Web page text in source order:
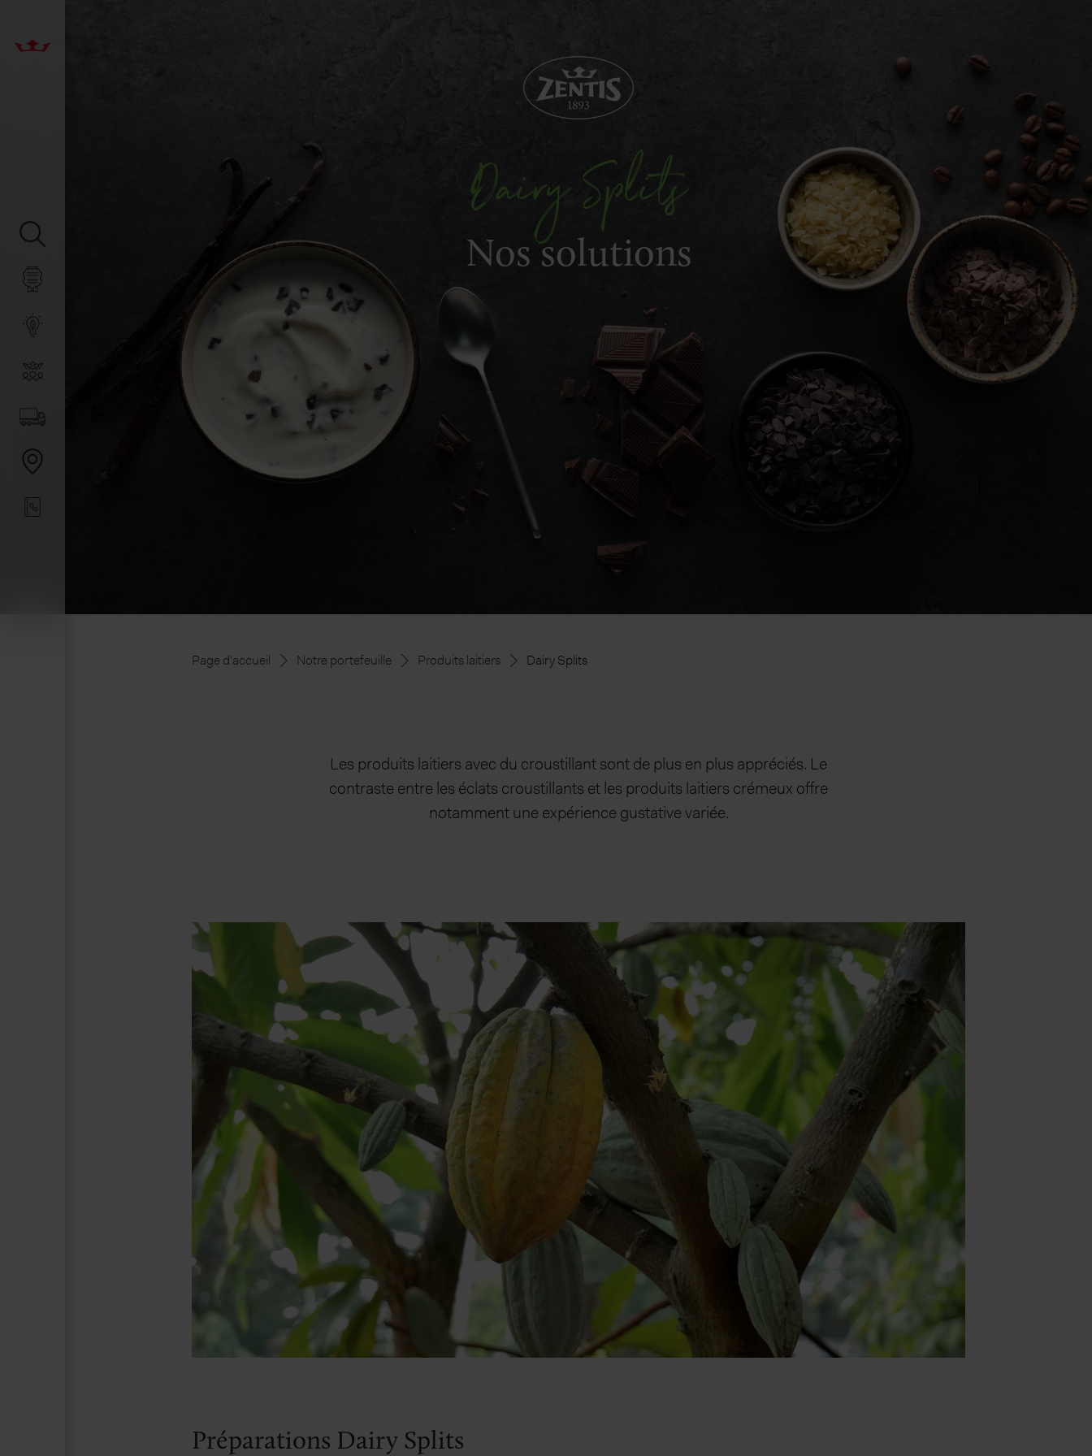
Dairy Splits
Nos solutions
Page d'accueil Notre portefeuille Produits laitiers Dairy Splits
Les produits laitiers avec du croustillant sont de plus en plus appréciés. Le
contraste entre les éclats croustillants et les produits laitiers crémeux offre
notamment une expérience gustative variée.
Préparations Dairy Splits